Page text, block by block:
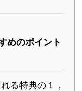
めのポイント
る特典の１，